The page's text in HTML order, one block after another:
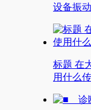
设备振
标题 在
用什么